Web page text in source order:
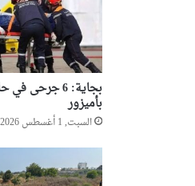
بجاية: 6 جرحى
بأميزور
السبت, 1 أغسطس 2026, 19:02